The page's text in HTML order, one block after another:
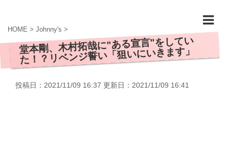
HOME > Johnny's >
堂本剛、木村拓哉に"ある宣言"をしてい
た！？リベンジ誓い「狙いにいきます」
投稿日：2021/11/09 16:37 更新日： 2021/11/09 16:41